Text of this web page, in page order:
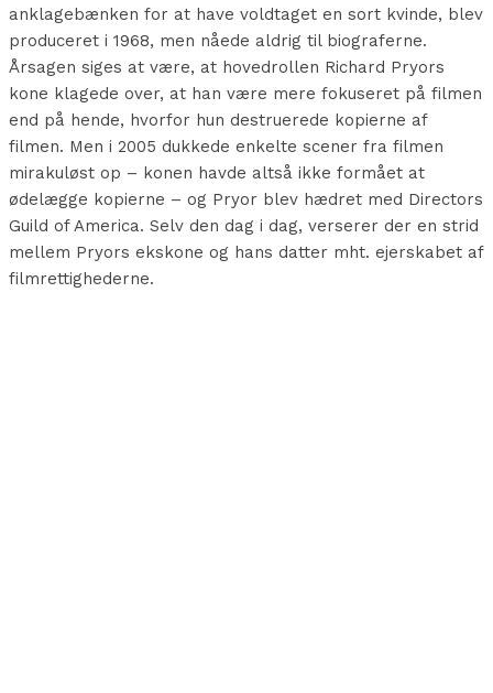
anklagebænken for at have voldtaget en sort kvinde, blev
produceret i 1968, men nåede aldrig til biograferne.
Årsagen siges at være, at hovedrollen Richard Pryors
kone klagede over, at han være mere fokuseret på filmen
end på hende, hvorfor hun destruerede kopierne af
filmen. Men i 2005 dukkede enkelte scener fra filmen
mirakuløst op – konen havde altså ikke formået at
ødelægge kopierne – og Pryor blev hædret med Directors
Guild of America. Selv den dag i dag, verserer der en strid
mellem Pryors ekskone og hans datter mht. ejerskabet af
filmrettighederne.